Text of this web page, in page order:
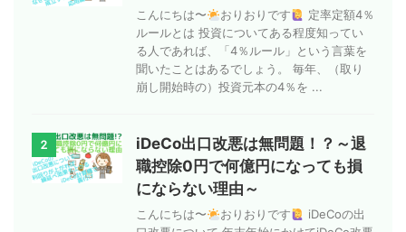
こんにちは〜 おりおりです
定率定額4％
ルールとは 投資についてある程度知ってい
る人であれば、「4％ルール」という言葉を
聞いたことはあるでしょう。 毎年、（取り
崩し開始時の）投資元本の4％を ...
2
iDeCo出口改悪は無問題！？～退
職控除0円で何億円になっても損
にならない理由～
こんにちは〜 おりおりです
iDeCoの出